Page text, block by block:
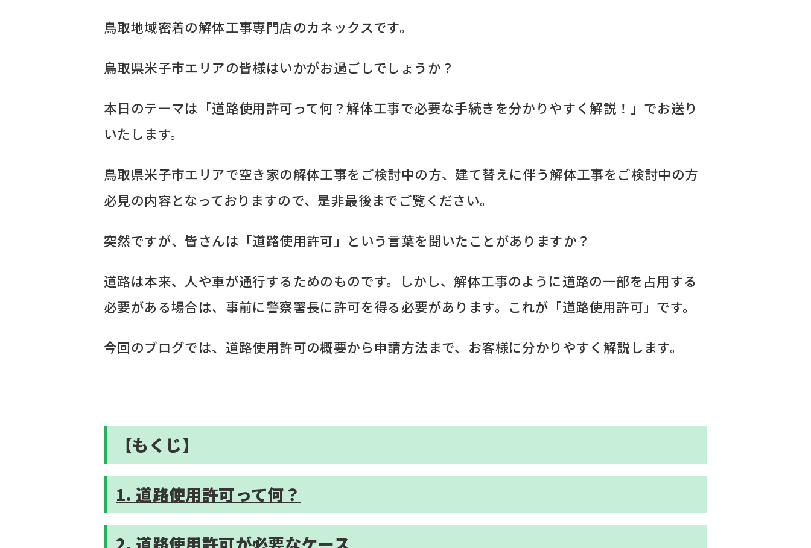
鳥取地域密着の解体工事専門店のカネックスです。
鳥取県米子市エリアの皆様はいかがお過ごしでしょうか？
本日のテーマは「道路使用許可って何？解体工事で必要な手続きを分かりやすく解説！」でお送り
いたします。
鳥取県米子市エリアで空き家の解体工事をご検討中の方、建て替えに伴う解体工事をご検討中の方
必見の内容となっておりますので、是非最後までご覧ください。
突然ですが、皆さんは「道路使用許可」という言葉を聞いたことがありますか？
道路は本来、人や車が通行するためのものです。しかし、解体工事のように道路の一部を占用する
必要がある場合は、事前に警察署長に許可を得る必要があります。これが「道路使用許可」です。
今回のブログでは、道路使用許可の概要から申請方法まで、お客様に分かりやすく解説します。
【もくじ】
1. 道路使用許可って何？